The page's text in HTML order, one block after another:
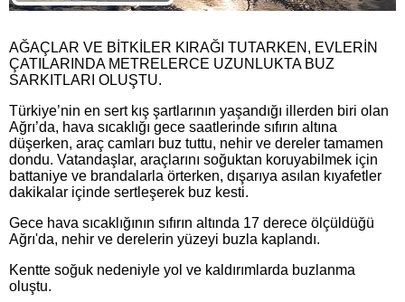
AĞAÇLAR VE BİTKİLER KIRAĞI TUTARKEN, EVLERİN
ÇATILARINDA METRELERCE UZUNLUKTA BUZ
SARKITLARI OLUŞTU.
Türkiye’nin en sert kış şartlarının yaşandığı illerden biri olan
Ağrı’da, hava sıcaklığı gece saatlerinde sıfırın altına
düşerken, araç camları buz tuttu, nehir ve dereler tamamen
dondu. Vatandaşlar, araçlarını soğuktan koruyabilmek için
battaniye ve brandalarla örterken, dışarıya asılan kıyafetler
dakikalar içinde sertleşerek buz kesti.
Gece hava sıcaklığının sıfırın altında 17 derece ölçüldüğü
Ağrı'da, nehir ve derelerin yüzeyi buzla kaplandı.
Kentte soğuk nedeniyle yol ve kaldırımlarda buzlanma
oluştu.